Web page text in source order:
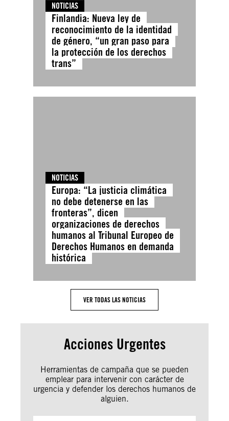
NOTICIAS
Finlandia: Nueva ley de
reconocimiento de la identidad
de género, “un gran paso para
la protección de los derechos
trans”
NOTICIAS
Europa: “La justicia climática
no debe detenerse en las
fronteras”, dicen
organizaciones de derechos
humanos al Tribunal Europeo de
Derechos Humanos en demanda
histórica
VER TODAS LAS NOTICIAS
Acciones Urgentes
Herramientas de campaña que se pueden
emplear para intervenir con carácter de
urgencia y defender los derechos humanos de
alguien.